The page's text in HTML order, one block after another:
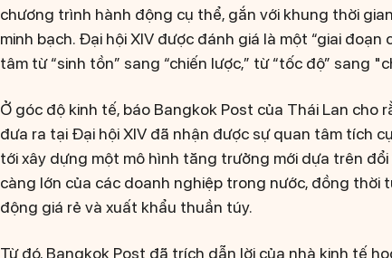
chương trình hành động cụ thể, gắn với khung thời
minh bạch. Đại hội XIV được đánh giá là một “giai
tâm từ “sinh tồn” sang “chiến lược,” từ “tốc độ” sang
Ở góc độ kinh tế, báo Bangkok Post của Thái Lan cho
đưa ra tại Đại hội XIV đã nhận được sự quan tâm tích
tới xây dựng một mô hình tăng trưởng mới dựa trên
càng lớn của các doanh nghiệp trong nước, đồng thời
động giá rẻ và xuất khẩu thuần túy.
Từ đó, Bangkok Post đã trích dẫn lời của nhà kinh tế